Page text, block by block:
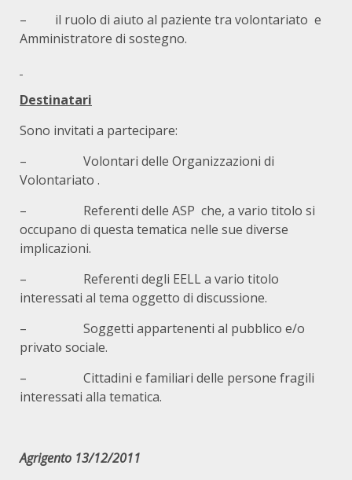
– il ruolo di aiuto al paziente tra volontariato e
Amministratore di sostegno.
Destinatari
Sono invitati a partecipare:
– Volontari delle Organizzazioni di
Volontariato .
– Referenti delle ASP che, a vario titolo si
occupano di questa tematica nelle sue diverse
implicazioni.
– Referenti degli EELL a vario titolo
interessati al tema oggetto di discussione.
– Soggetti appartenenti al pubblico e/o
privato sociale.
– Cittadini e familiari delle persone fragili
interessati alla tematica.
Agrigento 13/12/2011